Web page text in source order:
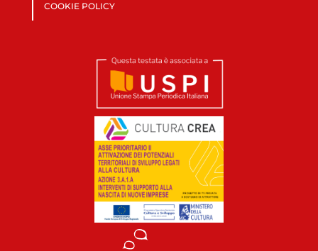
COOKIE POLICY